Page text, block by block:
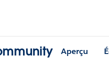
Aperçu